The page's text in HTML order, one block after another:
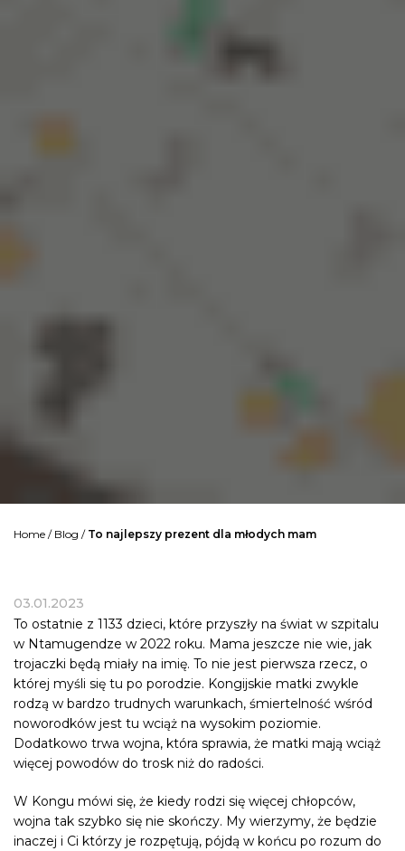
Home / Blog / To najlepszy prezent dla młodych mam
03.01.2023
To ostatnie z 1133 dzieci, które przyszły na świat w szpitalu
w Ntamugendze w 2022 roku. Mama jeszcze nie wie, jak
trojaczki będą miały na imię. To nie jest pierwsza rzecz, o
której myśli się tu po porodzie. Kongijskie matki zwykle
rodzą w bardzo trudnych warunkach, śmiertelność wśród
noworodków jest tu wciąż na wysokim poziomie.
Dodatkowo trwa wojna, która sprawia, że matki mają wciąż
więcej powodów do trosk niż do radości.
W Kongu mówi się, że kiedy rodzi się więcej chłopców,
wojna tak szybko się nie skończy. My wierzymy, że będzie
inaczej i Ci którzy je rozpętują, pójdą w końcu po rozum do